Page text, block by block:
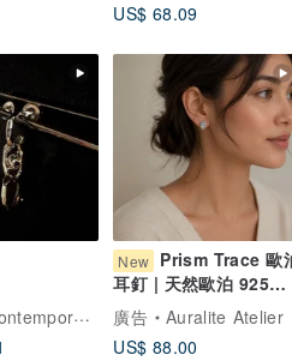
US$ 68.09
Swinhoe Contemporary Jewelry
New Prism Trace 歐
耳釘 | 天然歐泊 925銀
耳環 藍綠遊彩日常耳飾
廣告
Auralite Atelier
US$ 88.00